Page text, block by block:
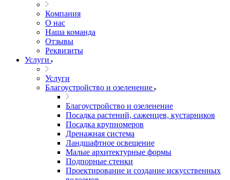
Компания
О нас
Наша команда
Отзывы
Реквизиты
Услуги
Услуги
Благоустройство и озеленение
Благоустройство и озеленение
Посадка растений, саженцев, кустарников
Посадка крупномеров
Дренажная система
Ландшафтное освещение
Малые архитектурные формы
Подпорные стенки
Проектирование и создание искусственных